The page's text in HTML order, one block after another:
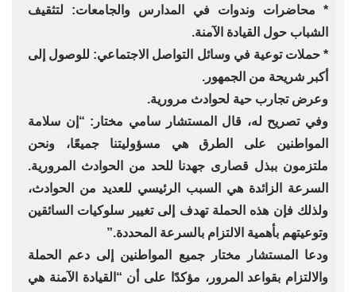
* محاضرات وندوات في المدارس والجامعات: لتثقيف
الشباب حول القيادة الآمنة.
* حملات توعية في وسائل التواصل الاجتماعي: للوصول إلى
أكبر شريحة من الجمهور.
وعرض تجارب حية لحوادث مرورية.
وفي تصريح له، قال المستشار سامي مختار: “إن سلامة
المواطنين على الطرق هي مسؤوليتنا جميعًا، ونحن
ملتزمون ببذل قصارى جهدنا للحد من الحوادث المرورية.
السرعة الزائدة هي السبب الرئيسي للعديد من الحوادث،
ولذلك فإن هذه الحملة تهدف إلى تغيير سلوكيات السائقين
وتوعيتهم بأهمية الالتزام بالسرعة المحددة.”
ودعا المستشار مختار جميع المواطنين إلى دعم الحملة
والالتزام بقواعد المرور، مؤكدًا على أن “القيادة الآمنة هي